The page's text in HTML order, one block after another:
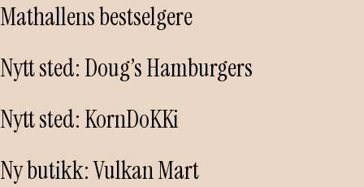
Mathallens bestselgere
Nytt sted: Doug’s Hamburgers
Nytt sted: KornDoKKi
Ny butikk: Vulkan Mart